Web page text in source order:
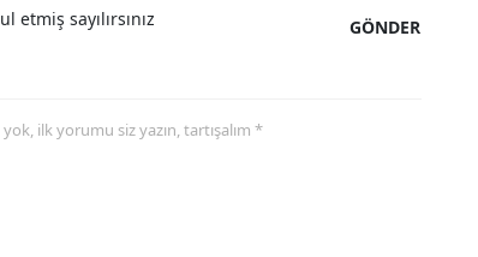
GÖNDER
etmiş sayılırsınız
ilk yorumu siz yazın, tartışalım *